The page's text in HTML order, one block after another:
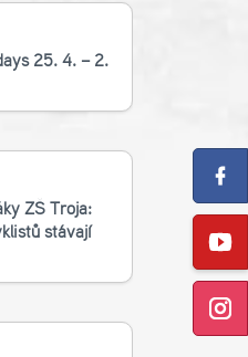
25. 4. – 2.
ZŠ Troja:
stávají